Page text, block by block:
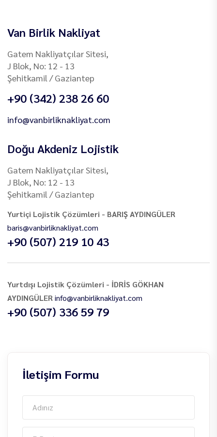
Van Birlik Nakliyat
Gatem Nakliyatçılar Sitesi,
J Blok, No: 12 - 13
Şehitkamil / Gaziantep
+90 (342) 238 26 60
info@vanbirliknakliyat.com
Doğu Akdeniz Lojistik
Gatem Nakliyatçılar Sitesi,
J Blok, No: 12 - 13
Şehitkamil / Gaziantep
Yurtiçi Lojistik Çözümleri - BARIŞ AYDINGÜLER
baris@vanbirliknakliyat.com
+90 (507) 219 10 43
Yurtdışı Lojistik Çözümleri - İDRİS GÖKHAN
AYDINGÜLER info@vanbirliknakliyat.com
+90 (507) 336 59 79
İletişim Formu